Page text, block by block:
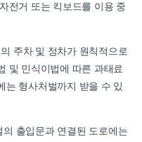
전거 또는 킥보드를 이용 중
주차 및 정차가 원칙적으로
및 민식이법에 따른 과태료
는 형사처벌까지 받을 수 있
출입문과 연결된 도로에는